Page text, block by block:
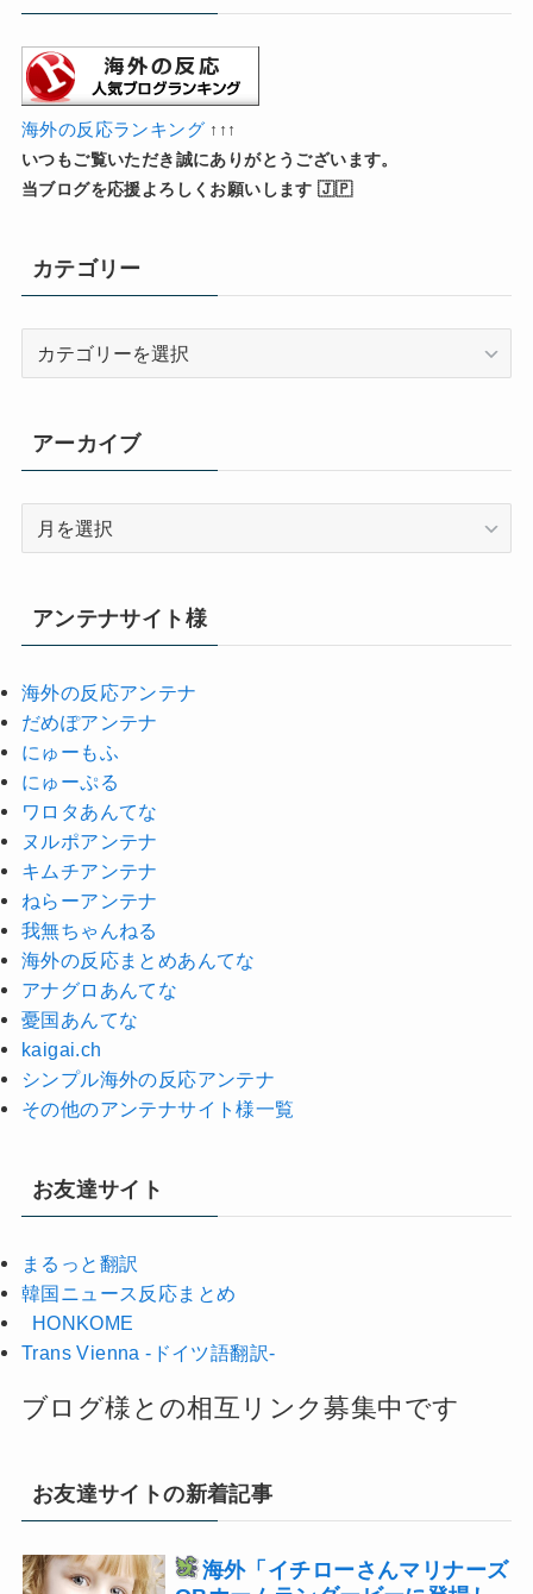
海外の反応ランキング ↑↑↑
いつもご覧いただき誠にありがとうございます。
当ブログを応援よろしくお願いします 🇯🇵
カテゴリー
ー
アーカイブ
ブ
アンテナサイト様
海外の反応アンテナ
だめぽアンテナ
にゅーもふ
にゅーぷる
ワロタあんてな
ヌルポアンテナ
キムチアンテナ
ねらーアンテナ
我無ちゃんねる
海外の反応まとめあんてな
アナグロあんてな
憂国あんてな
kaigai.ch
シンプル海外の反応アンテナ
その他のアンテナサイト様一覧
お友達サイト
まるっと翻訳
韓国ニュース反応まとめ
HONKOME
Trans Vienna -ドイツ語翻訳-
ブログ様との相互リンク募集中です
お友達サイトの新着記事
海外「イチローさんマリナーズ